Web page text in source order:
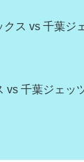
ス vs 千葉ジ
vs 千葉ジェッ